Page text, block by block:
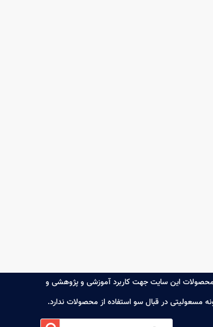
محصولات این سایت جهت کاربرد آموزشی و پژوهشی و
مسعولیتی در قبال سو استفاده از محصولات ندارد.